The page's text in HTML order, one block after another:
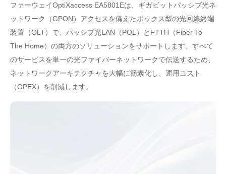
ファーウェイOptiXaccess EA5801Eは、ギガビットパッシブ光ネ
ットワーク（GPON）アクセスを備えたボックス型の光回線終端
装置（OLT）で、パッシブ光LAN（POL）とFTTH（Fiber To
The Home）の両方のソリューションをサポートします。すべて
のサービスを単一の光ファイバーネットワークで伝送するため、
ネットワークアーキテクチャを大幅に簡素化し、運用コスト
（OPEX）を削減します。